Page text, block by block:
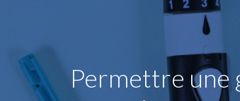
Permettre une